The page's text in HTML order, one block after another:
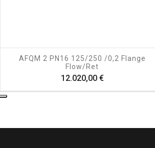
AFQM 2 PN16 125/250 /0,2 Flange
Flow/ret
12.020,00 €Prezzo